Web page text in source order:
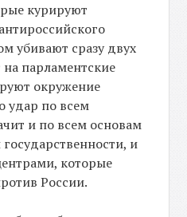
курируют
убивают сразу двух
на парламентские
окружение
удар по всем
и по всем основам
и
которые
России.